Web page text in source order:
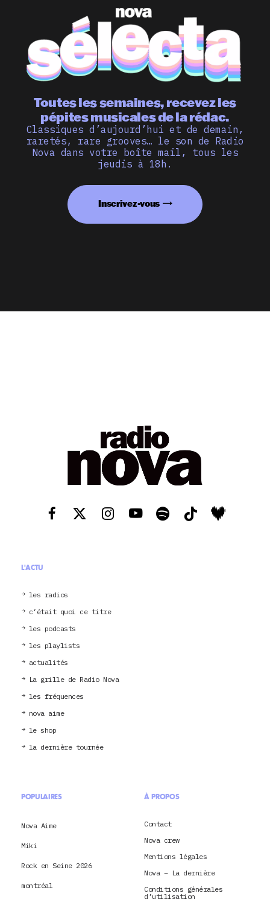
Toutes les semaines, recevez les
pépites musicales de la rédac.
Classiques d’aujourd’hui et de demain,
raretés, rare grooves… le son de Radio
Nova dans votre boîte mail, tous les
jeudis à 18h.
Inscrivez-vous
L'ACTU
les radios
c’était quoi ce titre
les podcasts
les playlists
actualités
La grille de Radio Nova
les fréquences
nova aime
le shop
la dernière tournée
POPULAIRES
Nova Aime
Miki
Rock en Seine 2026
montréal
À PROPOS
Contact
Nova crew
Mentions légales
Nova – La dernière
Conditions générales
d’utilisation